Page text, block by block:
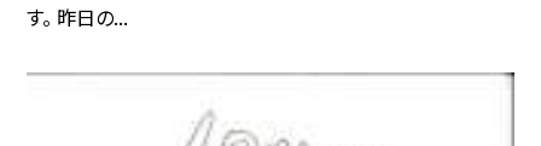
す。 昨日の...